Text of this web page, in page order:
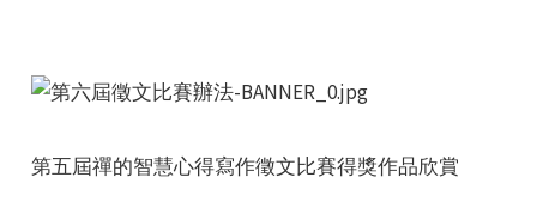
第五屆禪的智慧心得寫作徵文比賽得獎作品欣賞